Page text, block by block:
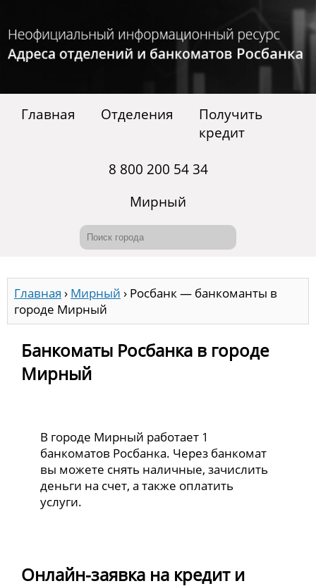
Главная Отделения
Получить
кредит
8 800 200 54 34
Мирный
Главная › Мирный › Росбанк — банкоманты в
городе Мирный
Банкоматы Росбанка в городе
Мирный
В городе Мирный работает 1
банкоматов Росбанка. Через банкомат
вы можете снять наличные, зачислить
деньги на счет, а также оплатить
услуги.
Онлайн-заявка на кредит и